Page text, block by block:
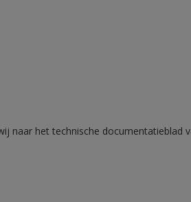
naar het technische documentatieblad